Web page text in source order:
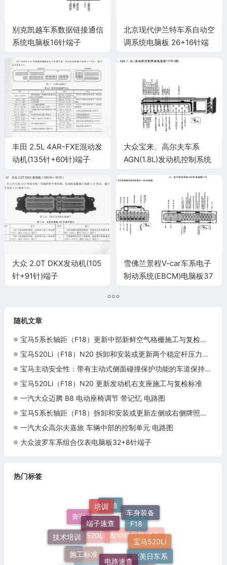
别克凯越车系数据链接通信
系统电脑板16针端子
北京现代伊兰特车系自动空
调系统电脑板 26+16针端
丰田 2.5L 4AR-FXE混动发
动机(135针+60针)端子
大众宝来、高尔夫车系
AGN(1.8L)发动机控制系统
大众 2.0T DKX发动机(105
针+91针)端子
雪佛兰景程V-car车系电子
制动系统(EBCM)电脑板37
随机文章
宝马5系长轴距（F18）更新中部新鲜空气格栅施工与复检标准
宝马520Li（F18）N20 拆卸和安装或更新两个稳定杆压力推杆施工与复检标准
宝马主动安全性：带有主动式侧面碰撞保护功能的车道保持辅助系统
宝马520Li（F18）N20 更新发动机右支座施工与复检标准
一汽大众迈腾 B8 电动座椅调节 带记忆 电路图
宝马5系长轴距（F18）拆卸和安装或更新左侧或右侧牌照灯施工与复检标准
一汽大众高尔夫嘉旅 车辆中部的控制单元 电路图
大众波罗车系组合仪表电脑板32+8针端子
热门标签
灯
520Li 发动机电脑端子
宝马520Li
欧美日车系
电路速查
施工标准
技术培训
奔驰
奥迪 车身装备
F18
端子速查
培训